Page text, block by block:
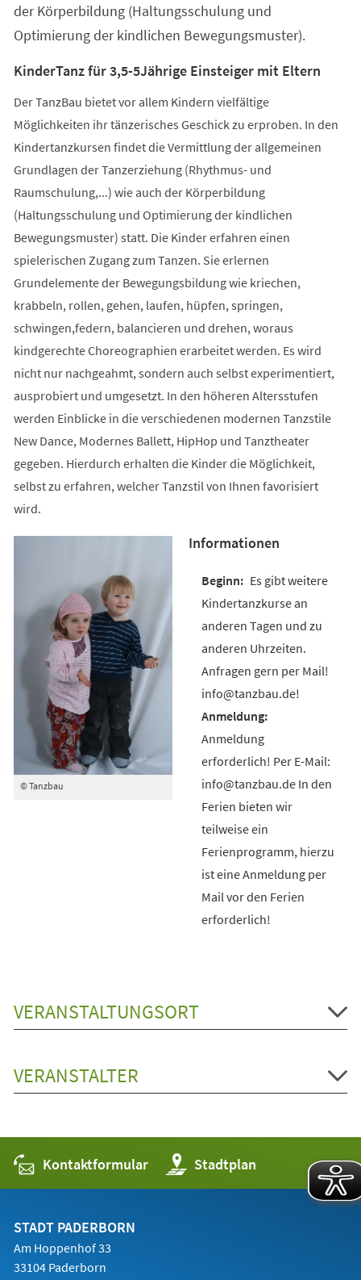
der Körperbildung (Haltungsschulung und
Optimierung der kindlichen Bewegungsmuster).
KinderTanz für 3,5-5Jährige Einsteiger mit Eltern
Der TanzBau bietet vor allem Kindern vielfältige
Möglichkeiten ihr tänzerisches Geschick zu erproben. In den
Kindertanzkursen findet die Vermittlung der allgemeinen
Grundlagen der Tanzerziehung (Rhythmus- und
Raumschulung,...) wie auch der Körperbildung
(Haltungsschulung und Optimierung der kindlichen
Bewegungsmuster) statt. Die Kinder erfahren einen
spielerischen Zugang zum Tanzen. Sie erlernen
Grundelemente der Bewegungsbildung wie kriechen,
krabbeln, rollen, gehen, laufen, hüpfen, springen,
schwingen,federn, balancieren und drehen, woraus
kindgerechte Choreographien erarbeitet werden. Es wird
nicht nur nachgeahmt, sondern auch selbst experimentiert,
ausprobiert und umgesetzt. In den höheren Altersstufen
werden Einblicke in die verschiedenen modernen Tanzstile
New Dance, Modernes Ballett, HipHop und Tanztheater
gegeben. Hierdurch erhalten die Kinder die Möglichkeit,
selbst zu erfahren, welcher Tanzstil von Ihnen favorisiert
wird.
© Tanzbau
Informationen
Es gibt weitere
Kindertanzkurse an
anderen Tagen und zu
anderen Uhrzeiten.
Anfragen gern per Mail!
info@tanzbau.de!
Anmeldung
erforderlich! Per E-Mail:
info@tanzbau.de In den
Ferien bieten wir
teilweise ein
Ferienprogramm, hierzu
ist eine Anmeldung per
Mail vor den Ferien
erforderlich!
VERANSTALTUNGSORT
VERANSTALTER
Kontaktformular Stadtplan
(Öffnet
in
einem
STADT PADERBORN
Am Hoppenhof 33
33104 Paderborn